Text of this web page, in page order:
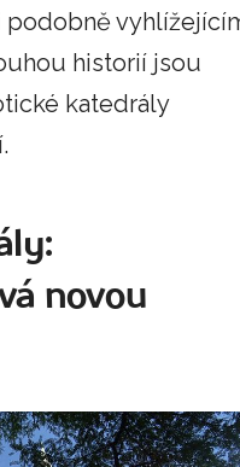
podobně
historií jsou
katedrály
novou